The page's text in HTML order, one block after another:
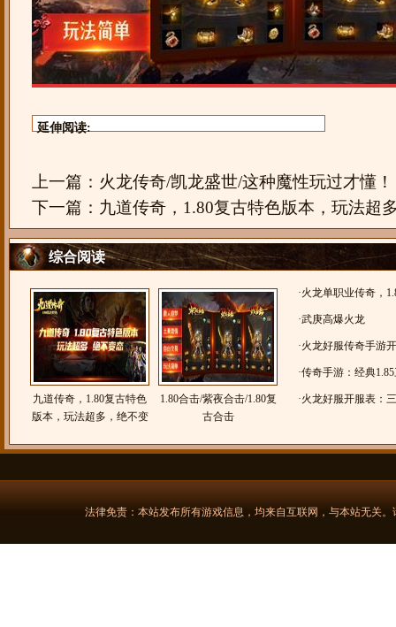
延伸阅读:
上一篇： 火龙传奇/凯龙盛世/这种魔性玩过才懂！
下一篇： 九道传奇，1.80复古特色版本，玩法超
综合阅读
九道传奇，1.80复古特色
版本，玩法超多，绝不变
1.80合击/紫夜合击/1.80复
古合击
·火龙单职业传奇，
龙）
·武庚高爆火龙
·火龙好服传奇手游
腾传奇
·传奇手游：经典
1.85合击，飞虹合击
·火龙好服开服表：
法律免责：本站发布所有游戏信息，均来自互联网，与本站无关